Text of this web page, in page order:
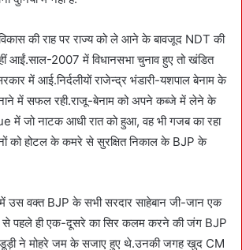
विकास की राह पर राज्य को ले आने के बावजूद NDT की
आईं.साल-2007 में विधानसभा चुनाव हुए तो खंडित
में आई.निर्दलीयों राजेन्द्र भंडारी-यशपाल बेनाम के
में सफल रही.राजू-बेनाम को अपने कब्जे में लेने के
में जो नाटक आधी रात को हुआ, वह भी गजब का रहा
को होटल के कमरे से सुरक्षित निकाल के BJP के
उस वक्त BJP के सभी सरदार साहेबान जी-जान एक
से पहले ही एक-दूसरे का सिर कलम करने की जंग BJP
ने मोहरे जम के सजाए हुए थे.उनकी जगह खुद CM